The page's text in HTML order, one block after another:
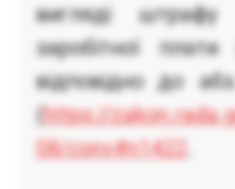
вигляді штрафу
заробітної
відповідно до
(https://
08/conv#n1422